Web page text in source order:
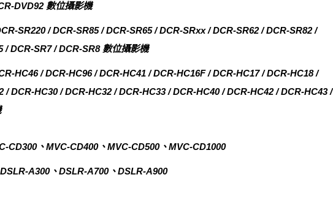
DVD92 數位攝影機
SR220 / DCR-SR85 / DCR-SR65 / DCR-SRxx / DCR-SR62 / DCR-SR82 /
/ DCR-SR7 / DCR-SR8 數位攝影機
HC46 / DCR-HC96 / DCR-HC41 / DCR-HC16F / DCR-HC17 / DCR-HC18 /
DCR-HC30 / DCR-HC32 / DCR-HC33 / DCR-HC40 / DCR-HC42 / DCR-HC43 /
CD300、MVC-CD400、MVC-CD500、MVC-CD1000
A300、DSLR-A700、DSLR-A900